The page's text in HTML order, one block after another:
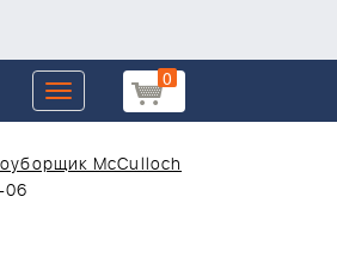
0
Toggle
navigation
McCulloch
06